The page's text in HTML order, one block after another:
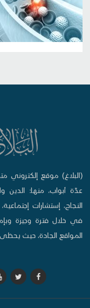
(البلاغ) موقع إلكتروني
عدّة أبواب، منها: الدين
النجاح، إستشارات
في خلال فترة وجيزة
المواقع الجادة، حيث